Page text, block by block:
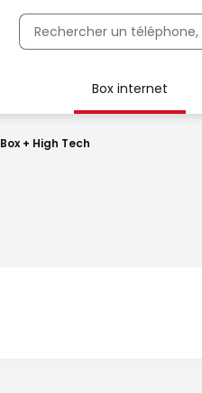
Box internet
Box + High Tech